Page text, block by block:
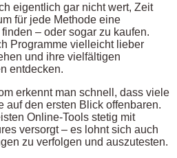
eigentlich gar nicht wert, Zeit
für jede Methode eine
– oder sogar zu kaufen.
Programme vielleicht lieber
und ihre vielfältigen
entdecken.
erkennt man schnell, dass viele
auf den ersten Blick offenbaren.
Online-Tools stetig mit
versorgt – es lohnt sich auch
zu verfolgen und auszutesten.